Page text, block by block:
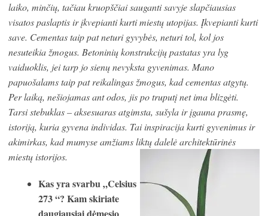
laiko, minčių, tačiau kruopščiai sauganti savyje slapčiausias
visatos paslaptis ir įkvepianti kurti miestų utopijas. Įkvepianti kurti
save. Cementas taip pat neturi gyvybės, neturi tol, kol jos
nesuteikia žmogus. Betoninių konstrukcijų pastatas yra lyg
vaiduoklis, jei tarp jo sienų nevyksta gyvenimas. Mano
papuošalams taip pat reikalingas žmogus, kad cementas atgytų.
Per laiką, nešiojamas ant odos, jis po truputį net ima blizgėti.
Tarsi stebuklas – aksesuaras atgimsta, sušyla ir įgauna prasmę,
istoriją, kuria gyvena individas. Tai inspiracija kurti gyvenimus ir
akimirkas, kad mumyse amžiams liktų dalelė architektūrinės
miestų istorijos.
Kas yra svarbu „Celsius
273 “? Kam skiriate